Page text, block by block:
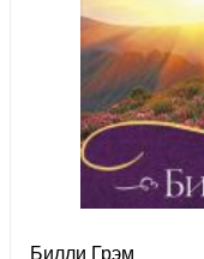
Билли Грэм